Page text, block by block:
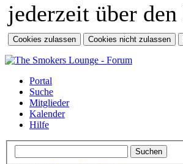
jederzeit über
Portal
Suche
Mitglieder
Kalender
Hilfe